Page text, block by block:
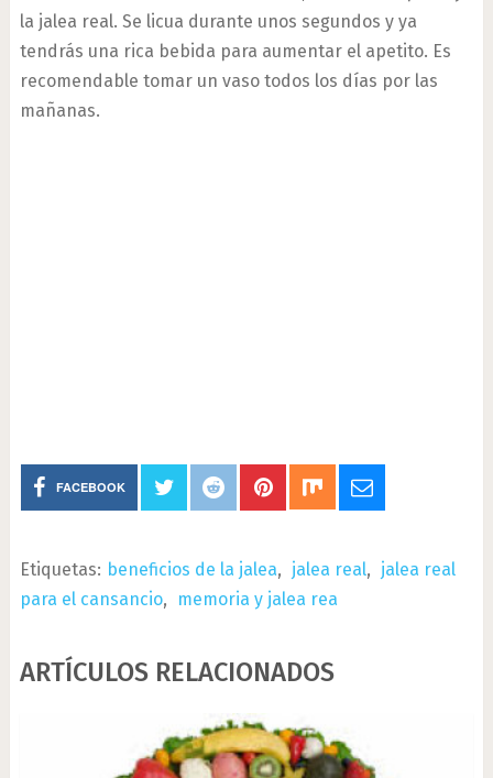
la jalea real. Se licua durante unos segundos y ya
tendrás una rica bebida para aumentar el apetito. Es
recomendable tomar un vaso todos los días por las
mañanas.
FACEBOOK
Etiquetas: beneficios de la jalea, jalea real, jalea real
para el cansancio, memoria y jalea rea
ARTÍCULOS RELACIONADOS